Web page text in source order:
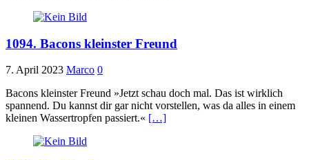
1094. Bacons kleinster Freund
7. April 2023 Marco 0
Bacons kleinster Freund »Jetzt schau doch mal. Das ist wirklich
spannend. Du kannst dir gar nicht vorstellen, was da alles in einem
kleinen Wassertropfen passiert.« […]